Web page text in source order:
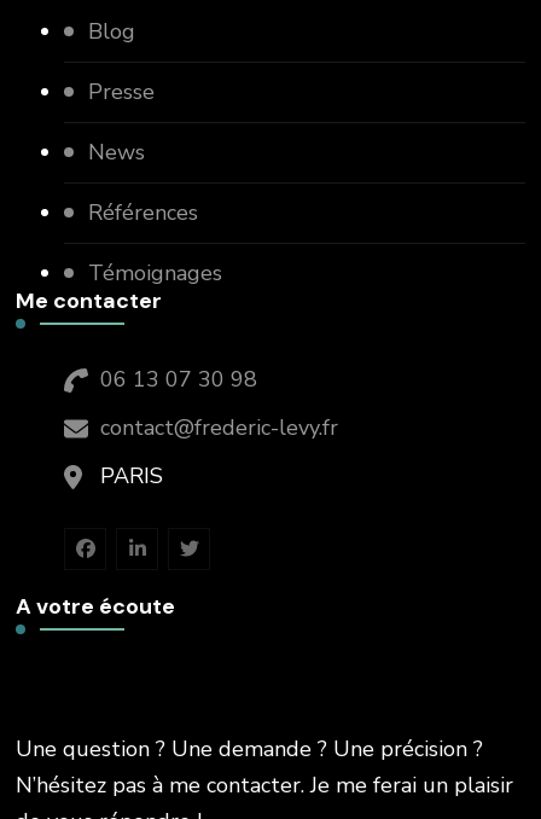
Blog
Presse
News
Références
Témoignages
Me contacter
06 13 07 30 98
contact@frederic-levy.fr
PARIS
A votre écoute
Une question ? Une demande ? Une précision ?
N’hésitez pas à me contacter. Je me ferai un plaisir